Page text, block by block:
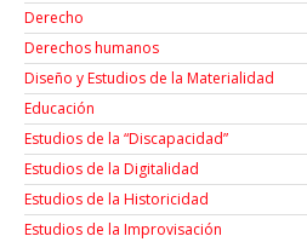
Derecho
Derechos humanos
Diseño y Estudios de la Materialidad
Educación
Estudios de la “Discapacidad”
Estudios de la Digitalidad
Estudios de la Historicidad
Estudios de la Improvisación